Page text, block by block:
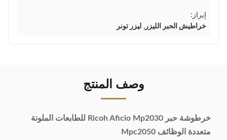
إبراز:
خراطيش الحبر الليزر , ليزر تونر
وصف المنتج
خرطوشة حبر Ricoh Aficio Mp2030 للطابعات الملونة
متعددة الوظائف Mpc2050